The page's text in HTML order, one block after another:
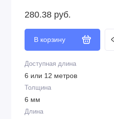
280.38 руб.
В корзину
Доступная длина
6 или 12 метров
Толщина
6 мм
Длина